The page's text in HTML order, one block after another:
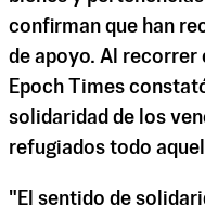
confirman que han
de apoyo. Al recorrer
Epoch Times
solidaridad de los
refugiados todo
"El sentido de